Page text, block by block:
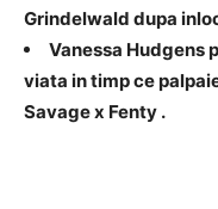
Grindelwald dupa
Vanessa Hudgens
viata in timp ce
Savage x Fenty .